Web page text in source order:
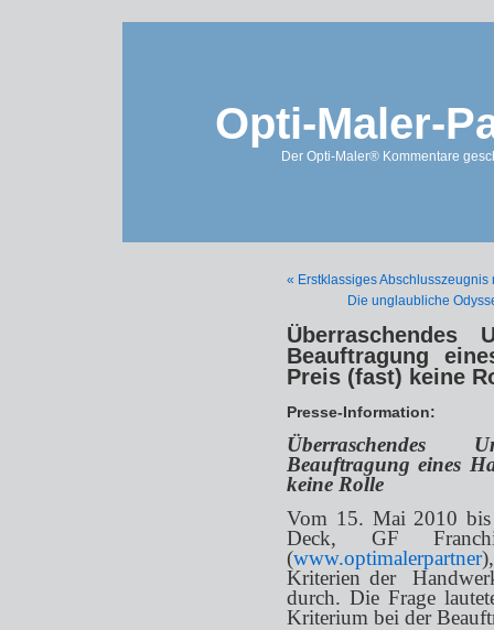
Opti-Maler-
Der Opti-Maler® Kommentare
« Erstklassiges
Die unglaubliche
Überraschendes
Beauftragung
Preis (fast) keine
Presse-Information:
Überraschendes
Beauftragung eines
keine Rolle
Vom 15. Mai 2010
Deck, GF
(www.optimalerpartner
Kriterien der
durch. Die Frage
Kriterium bei der